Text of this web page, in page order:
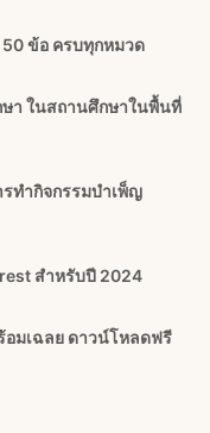
ข้อ ครบทุกหมวด
ษา ในสถานศึกษาในพื้นที่
ทำกิจกรรมบำเพ็ญ
สำหรับปี 2024
อมเฉลย ดาวน์โหลดฟรี